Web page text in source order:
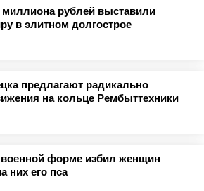
миллиона рублей выставили
в элитном долгострое
предлагают радикально
на кольце Рембыттехники
форме избил женщин
них его пса